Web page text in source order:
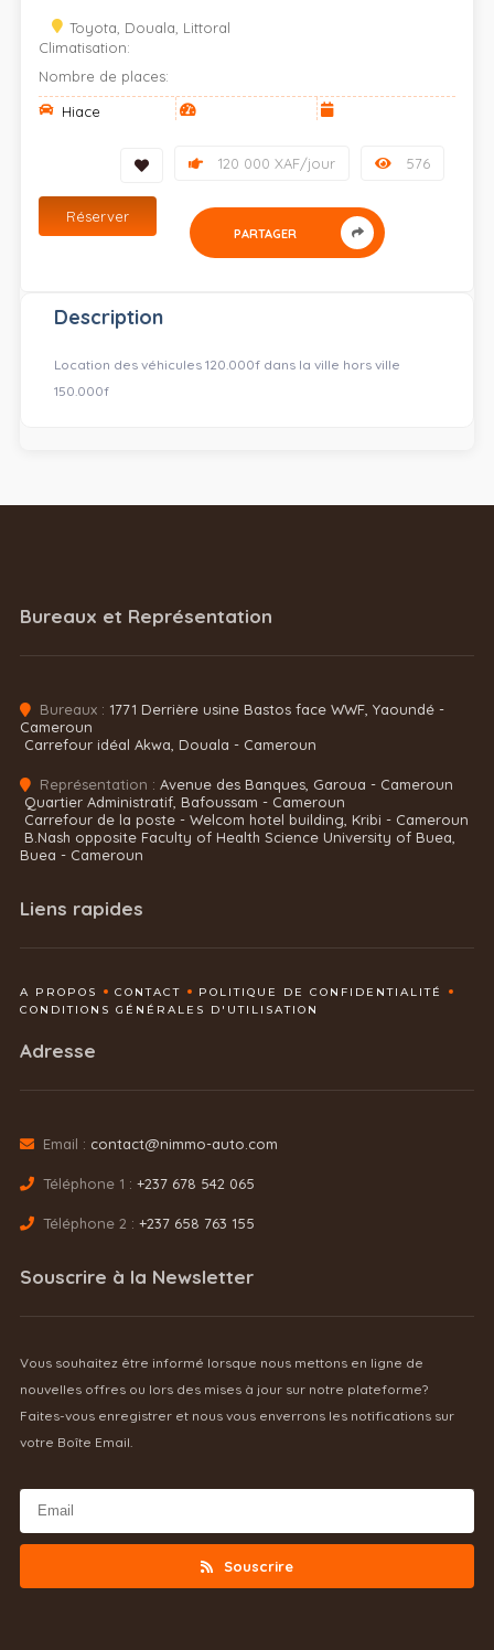
Toyota, Douala, Littoral
Climatisation:
Nombre de places:
Hiace
576
120 000 XAF/jour
Réserver
PARTAGER
Description
Location des véhicules 120.000f dans la ville hors ville
150.000f
Bureaux et Représentation
Bureaux : 1771 Derrière usine Bastos face WWF, Yaoundé -
Cameroun
Carrefour idéal Akwa, Douala - Cameroun
Représentation : Avenue des Banques, Garoua - Cameroun
Quartier Administratif, Bafoussam - Cameroun
Carrefour de la poste - Welcom hotel building, Kribi - Cameroun
B.Nash opposite Faculty of Health Science University of Buea,
Buea - Cameroun
Liens rapides
A PROPOS CONTACT
POLITIQUE DE CONFIDENTIALITÉ
CONDITIONS GÉNÉRALES D'UTILISATION
Adresse
Email : contact@nimmo-auto.com
Téléphone 1 : +237 678 542 065
Téléphone 2 : +237 658 763 155
Souscrire à la Newsletter
Vous souhaitez être informé lorsque nous mettons en ligne de
nouvelles offres ou lors des mises à jour sur notre plateforme?
Faites-vous enregistrer et nous vous enverrons les notifications sur
votre Boîte Email.
Souscrire